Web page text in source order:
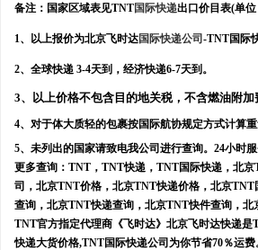
备注：国家区域表见TNT国际快递出口价目表(单
1、以上报价为北京飞时达国际快递公司-TNT国际
2、全球快递 3-4天到，经济快递6-7天到。
3、以上价格不包含目的地关税，不含燃油附加
4、对于体大质轻的包裹按国际航协规定方式计算
5、未列出的国家请致电我公司进行查询。24小时
更多查询：TNT，TNT快递，TNT国际快递，北
司，北京TNT价格，北京TNT快递价格，北京
查询，北京TNT快递查询，北京TNT快件查询，
TNT官方指定代理商《飞时达》北京飞时达快递
快递大货价格,TNT国际快递公司为你节省70％运费